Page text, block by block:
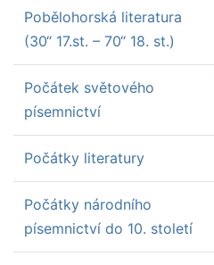
Pobělohorská literatura
(30“ 17.st. – 70“ 18. st.)
Počátek světového
písemnictví
Počátky literatury
Počátky národního
písemnictví do 10. století